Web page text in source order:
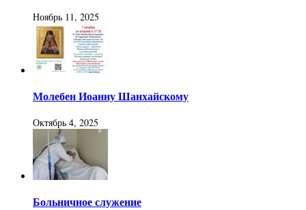
Ноябрь 11, 2025
Молебен Иоанну Шанхайскому
Октябрь 4, 2025
Больничное служение